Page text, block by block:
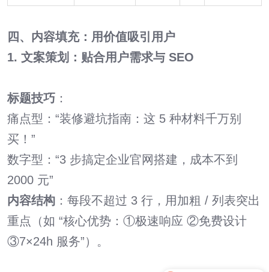
四、内容填充：用价值吸引用户
1. 文案策划：贴合用户需求与 SEO
标题技巧 ：
痛点型：“装修避坑指南：这 5 种材料千万别
买！”
数字型：“3 步搞定企业官网搭建，成本不到
2000 元”
内容结构 ：每段不超过 3 行，用加粗 / 列表突出
重点（如 “核心优势：①极速响应 ②免费设计
③7×24h 服务”）。